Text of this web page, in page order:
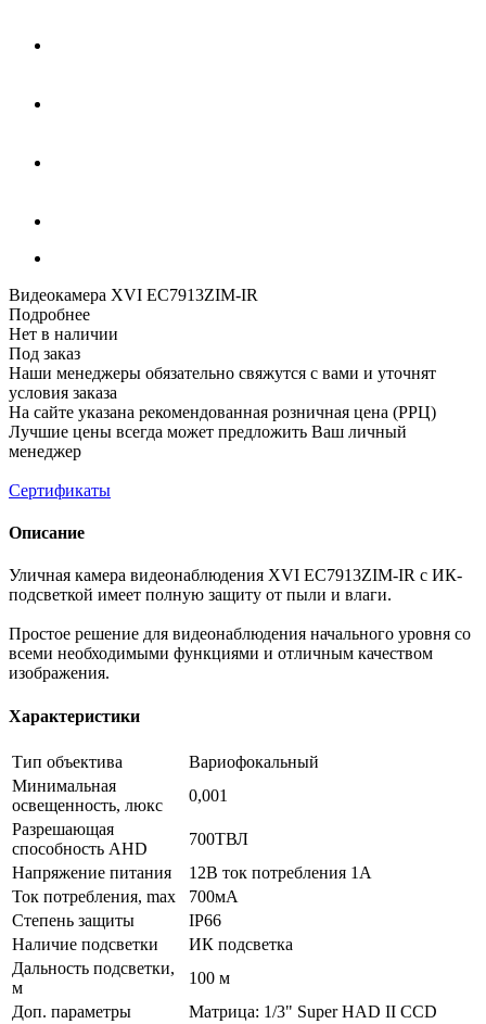
Видеокамера XVI EC7913ZIM-IR
Подробнее
Нет в наличии
Под заказ
Наши менеджеры обязательно свяжутся с вами и уточнят
условия заказа
На сайте указана рекомендованная розничная цена (РРЦ)
Лучшие цены всегда может предложить Ваш личный
менеджер
Сертификаты
Описание
Уличная камера видеонаблюдения XVI EC7913ZIM-IR с ИК-
подсветкой имеет полную защиту от пыли и влаги.
Простое решение для видеонаблюдения начального уровня со
всеми необходимыми функциями и отличным качеством
изображения.
Характеристики
Тип объектива
Вариофокальный
Минимальная
освещенность, люкс
0,001
Разрешающая
способность AHD
700ТВЛ
Напряжение питания
12В ток потребления 1А
Ток потребления, max
700мА
Степень защиты
IP66
Наличие подсветки
ИК подсветка
Дальность подсветки,
м
100 м
Доп. параметры
Матрица: 1/3" Super HAD II CCD